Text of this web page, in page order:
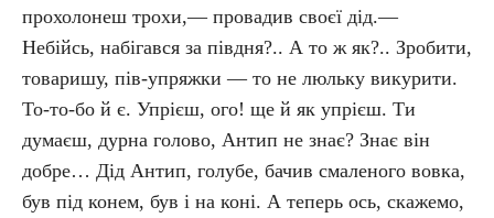
прохолонеш трохи,— провадив своєї дід.—
Небійсь, набігався за півдня?.. А то ж як?.. Зробити,
товаришу, пів-упряжки — то не люльку викурити.
То-то-бо й є. Упрієш, ого! ще й як упрієш. Ти
думаєш, дурна голово, Антип не знає? Знає він
добре… Дід Антип, голубе, бачив смаленого вовка,
був під конем, був і на коні. А теперь ось, скажемо,